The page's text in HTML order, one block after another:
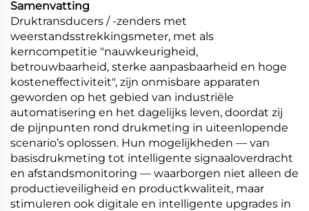
Samenvatting
Druktransducers / -zenders met
weerstandsstrekkingsmeter, met als
kerncompetitie "nauwkeurigheid,
betrouwbaarheid, sterke aanpasbaarheid en hoge
kosteneffectiviteit", zijn onmisbare apparaten
geworden op het gebied van industriële
automatisering en het dagelijks leven, doordat zij
de pijnpunten rond drukmeting in uiteenlopende
scenario’s oplossen. Hun mogelijkheden — van
basisdrukmeting tot intelligente signaaloverdracht
en afstandsmonitoring — waarborgen niet alleen de
productieveiligheid en productkwaliteit, maar
stimuleren ook digitale en intelligente upgrades in